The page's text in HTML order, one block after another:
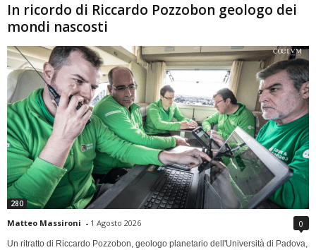
In ricordo di Riccardo Pozzobon geologo dei
mondi nascosti
280
Matteo Massironi - 1 Agosto 2026 0
Un ritratto di Riccardo Pozzobon, geologo planetario dell'Università di Padova,